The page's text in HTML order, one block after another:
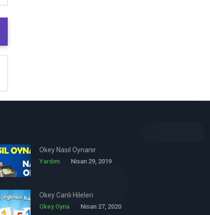
Okey Nasıl Oynanır
Yardım Nisan 29, 2019
Okey Canlı Hileleri
Okey Oyna Nisan 27, 2020